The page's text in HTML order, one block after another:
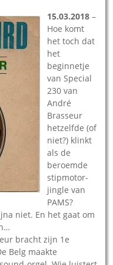
15.03.2018 –
Hoe komt
het toch dat
het
beginnetje
van Special
230 van
André
Brasseur
hetzelfde (of
niet?) klinkt
als de
beroemde
stipmotor-
jingle van
PAMS?
niet. En het gaat om
bracht zijn 1e
Belg maakte